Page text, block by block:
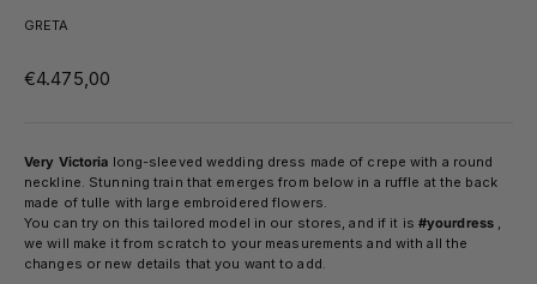
GRETA
Sale price
€4.475,00
Very Victoria long-sleeved wedding dress made of crepe with a round
neckline. Stunning train that emerges from below in a ruffle at the back
made of tulle with large embroidered flowers.
You can try on this tailored model in our stores, and if it is #yourdress ,
we will make it from scratch to your measurements and with all the
changes or new details that you want to add.